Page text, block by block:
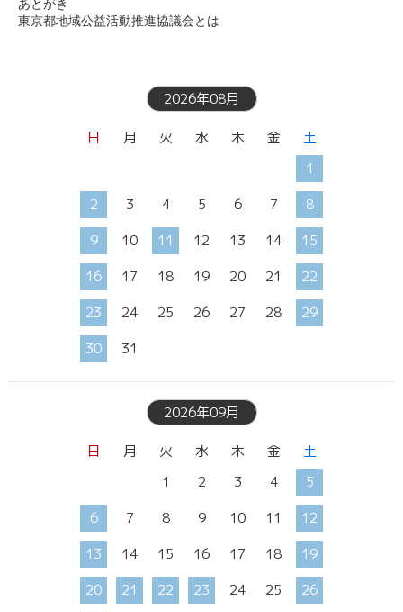
あとがき
東京都地域公益活動推進協議会とは
2026年08月
日 月 火 水 木 金
土
1
2
3 4 5 6 7
8
9
10 11 12 13 14
15
16
17 18 19 20 21
22
23
24 25 26 27 28
29
30
31
2026年09月
日 月 火 水 木 金
土
1
2 3 4
5
6
7 8 9 10 11
12
13
14 15 16 17 18
19
20
21 22 23 24 25
26